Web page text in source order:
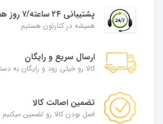
پشتیبانی ۲۴ ساعته/۷ روز هفته
همیشه در کنارتون هستیم
ارسال سریع و رایگان
کالا رو خیلی زود و رایگان به
تضمین اصالت کالا
اصل بودن کالا رو تضمین میکنیم